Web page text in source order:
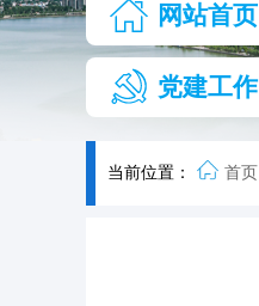
网站首页
党建工作
当前位置： 首页